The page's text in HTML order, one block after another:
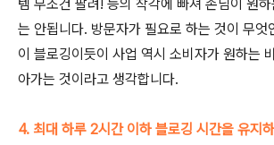
템 무조건 팔려! 등의 착각에 빠져 손님이 원
는 안됩니다. 방문자가 필요로 하는 것이 무엇
이 블로깅이듯이 사업 역시 소비자가 원하는
아가는 것이라고 생각합니다.
4. 최대 하루 2시간 이하 블로깅 시간을 유지